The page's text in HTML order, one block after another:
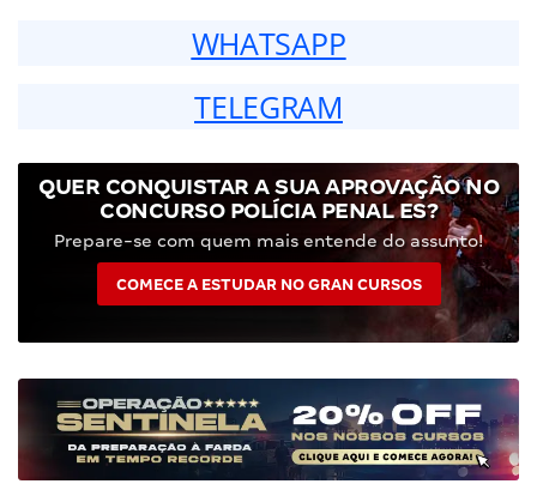
WHATSAPP
TELEGRAM
QUER CONQUISTAR A SUA APROVAÇÃO NO
CONCURSO POLÍCIA PENAL ES?
Prepare-se com quem mais entende do assunto!
COMECE A ESTUDAR NO GRAN CURSOS